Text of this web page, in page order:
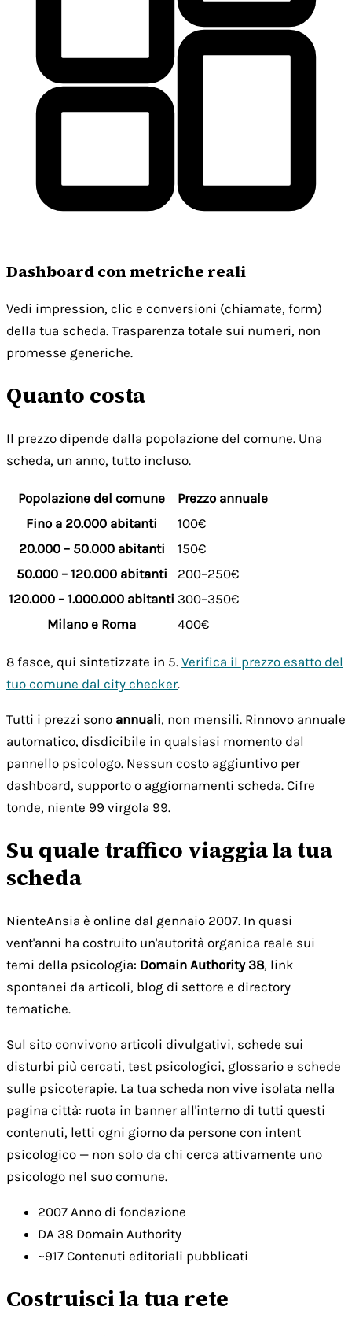
Dashboard con metriche reali
Vedi impression, clic e conversioni (chiamate, form)
della tua scheda. Trasparenza totale sui numeri, non
promesse generiche.
Quanto costa
Il prezzo dipende dalla popolazione del comune. Una
scheda, un anno, tutto incluso.
Popolazione del comune
Prezzo annuale
Fino a 20.000 abitanti
100€
20.000 – 50.000 abitanti
150€
50.000 – 120.000 abitanti
200–250€
120.000 – 1.000.000 abitanti 300–350€
Milano e Roma
400€
8 fasce, qui sintetizzate in 5. Verifica il prezzo esatto del
tuo comune dal city checker.
Tutti i prezzi sono annuali, non mensili. Rinnovo annuale
automatico, disdicibile in qualsiasi momento dal
pannello psicologo. Nessun costo aggiuntivo per
dashboard, supporto o aggiornamenti scheda. Cifre
tonde, niente 99 virgola 99.
Su quale traffico viaggia la tua
scheda
NienteAnsia è online dal gennaio 2007. In quasi
vent'anni ha costruito un'autorità organica reale sui
temi della psicologia: Domain Authority 38, link
spontanei da articoli, blog di settore e directory
tematiche.
Sul sito convivono articoli divulgativi, schede sui
disturbi più cercati, test psicologici, glossario e schede
sulle psicoterapie. La tua scheda non vive isolata nella
pagina città: ruota in banner all'interno di tutti questi
contenuti, letti ogni giorno da persone con intent
psicologico — non solo da chi cerca attivamente uno
psicologo nel suo comune.
2007 Anno di fondazione
DA 38 Domain Authority
~917 Contenuti editoriali pubblicati
Costruisci la tua rete